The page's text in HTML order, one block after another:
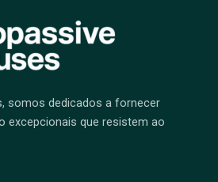
somos dedicados a fornecer
excepcionais que resistem ao